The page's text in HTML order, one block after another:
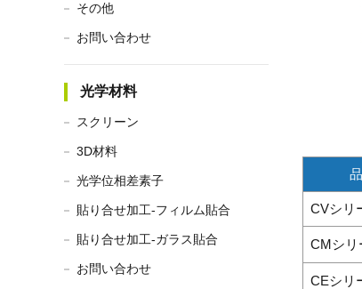
その他
お問い合わせ
光学材料
スクリーン
3D材料
光学位相差素子
貼り合せ加工-フィルム貼合
貼り合せ加工-ガラス貼合
お問い合わせ
CVシリ
CMシリ
CEシリ